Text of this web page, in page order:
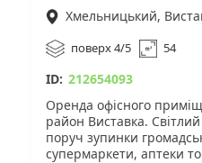
Хмельницький,
поверх 4/5 54
ID: 212654093
Оренда офісного
район Виставка.
поруч зупинки
супермаркети, аптеки